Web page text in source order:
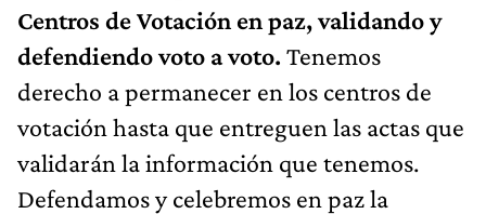
Centros de Votación en paz, validando y
defendiendo voto a voto. Tenemos
derecho a permanecer en los centros de
votación hasta que entreguen las actas que
validarán la información que tenemos.
Defendamos y celebremos en paz la